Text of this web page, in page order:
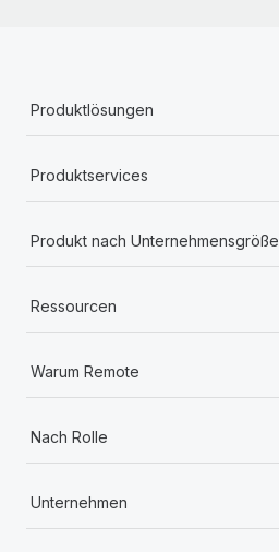
Produktlösungen
Produktservices
Produkt nach Unternehmensgröße
Ressourcen
Warum Remote
Nach Rolle
Unternehmen